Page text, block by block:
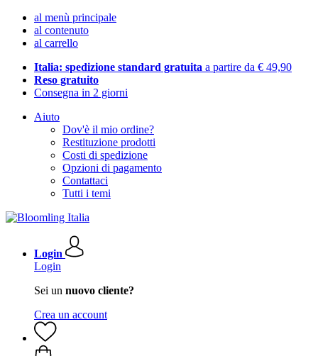
al menù principale
al contenuto
al carrello
Italia: spedizione standard gratuita a partire da € 49,90
Reso gratuito
Consegna in 2 giorni
Aiuto
Dov'è il mio ordine?
Restituzione prodotti
Costi di spedizione
Opzioni di pagamento
Contattaci
Tutti i temi
Login
Login
Sei un nuovo cliente?
Crea un account